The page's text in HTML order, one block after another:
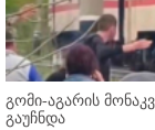
გომი-აგარის
გაუჩნდა